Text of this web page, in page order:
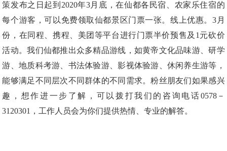
策发布之日起到2020年3月底，在仙都各民宿、农家乐住宿的
每个游客，可以免费领取仙都景区门票一张。线上优惠。3月
份，在同程、携程、美团等平台进行门票半价预售及1元砍价
活动。我们仙都推出众多精品游线，如黄帝文化品味游、研学
游、地质科考游、书法体验游、影视体验游、休闲养生游等，
能够满足不同层次不同群体的不同需求。粉丝朋友们如果感兴
趣，想作进一步了解，可以拨打我们的咨询电话0578－
3120301，工作人员会为你们提供热情、专业的解答。